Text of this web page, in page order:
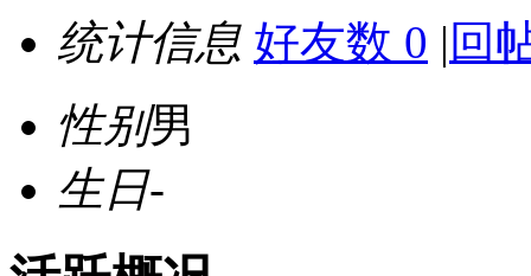
统计信息 好友数 0 | 回
性别男
生日-